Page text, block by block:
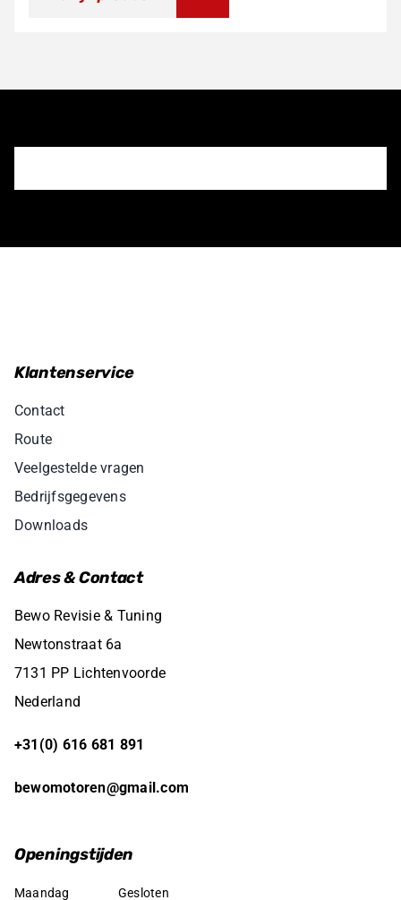
Klantenservice
Contact
Route
Veelgestelde vragen
Bedrijfsgegevens
Downloads
Adres & Contact
Bewo Revisie & Tuning
Newtonstraat 6a
7131 PP Lichtenvoorde
Nederland
+31(0) 616 681 891
bewomotoren@gmail.com
Openingstijden
Maandag Gesloten